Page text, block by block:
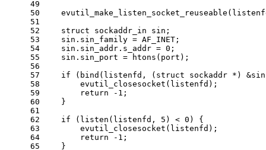
49
50
51
52
53
54
55
56
57
58
59
60
61
62
63
64
65
evutil_make_listen_socket_reuseable
struct
sockaddr_in sin;
    sin.sin_family = AF_INET;
    sin.sin_addr.s_addr =
0 ;
    sin.sin_port =
htons (port);
if ( bind (listenfd, ( struct sockaddr *)
evutil_closesocket (listenfd);
return
-1 ;
    }
if ( listen (listenfd, 5 ) < 0 ) {
evutil_closesocket (listenfd);
return
-1 ;
    }